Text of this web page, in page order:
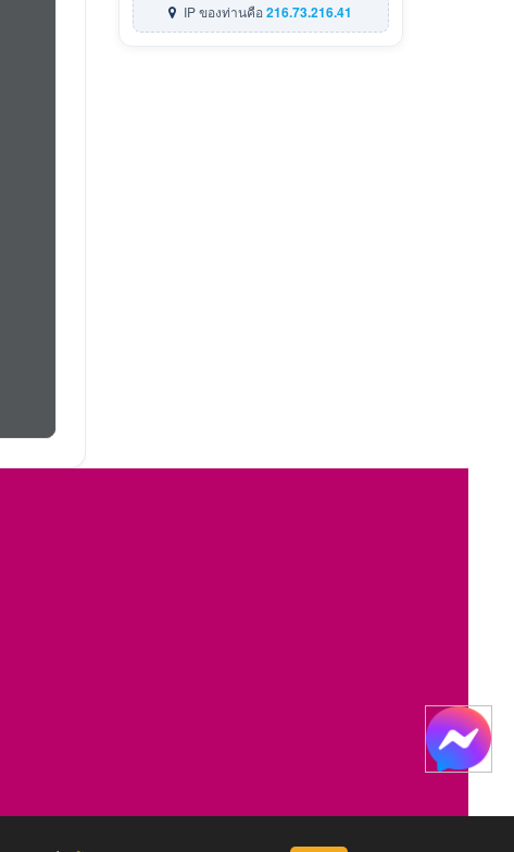
IP ของท่านคือ216.73.216.41